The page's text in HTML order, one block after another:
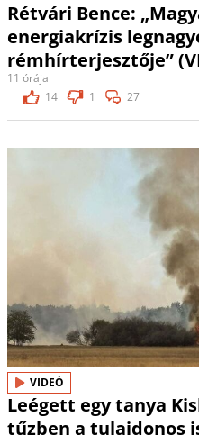
Rétvári Bence:
energiakrízis
rémhírterjesztője”
11 órája
14
1 27
VIDEÓ
Leégett egy tanya
tűzben a tulajdonos